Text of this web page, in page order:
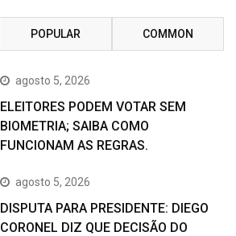
POPULAR COMMON
agosto 5, 2026
ELEITORES PODEM VOTAR SEM
BIOMETRIA; SAIBA COMO
FUNCIONAM AS REGRAS.
agosto 5, 2026
DISPUTA PARA PRESIDENTE: DIEGO
CORONEL DIZ QUE DECISÃO DO